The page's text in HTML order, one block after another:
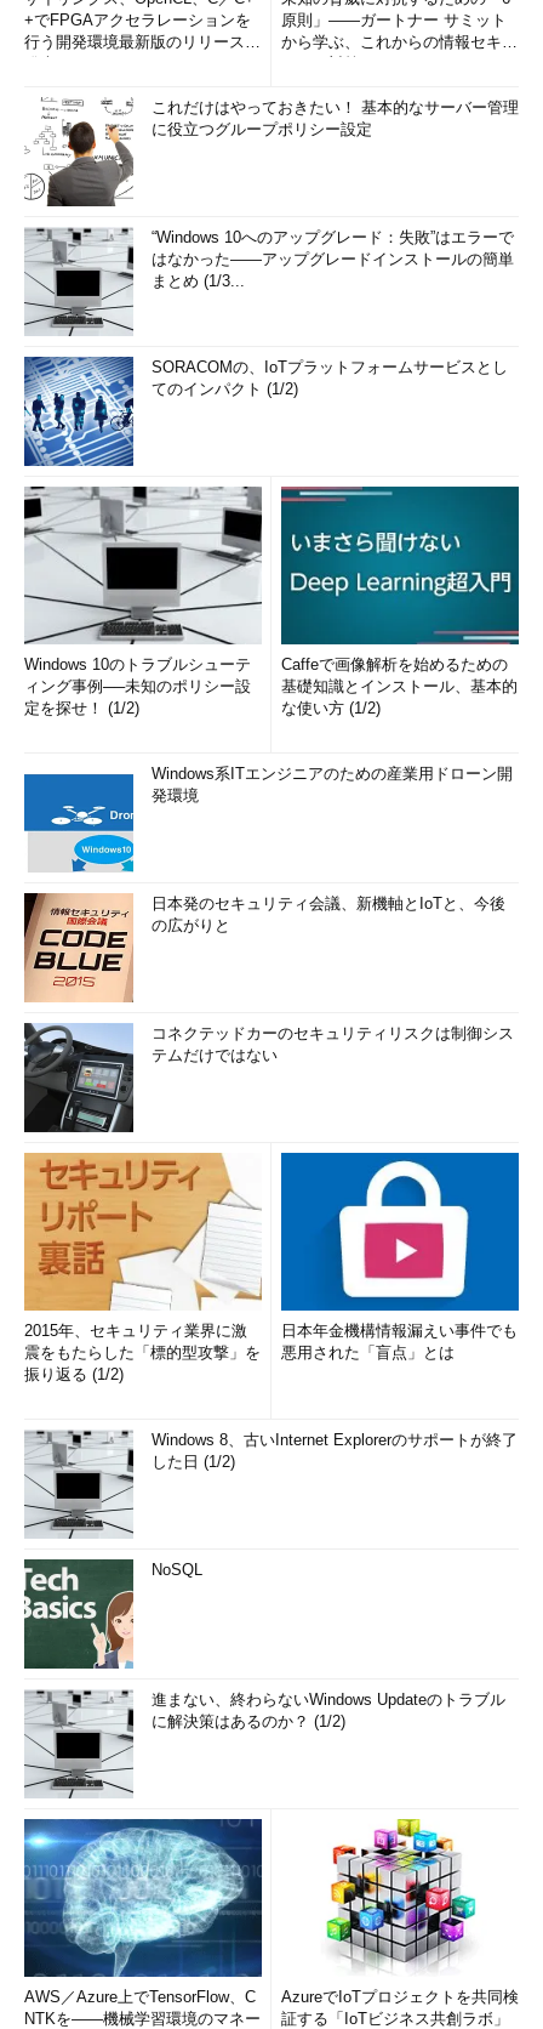
+でFPGAアクセラレーションを
行う開発環境最新版のリリースを
原則」――ガートナー サミット
から学ぶ、これからの情報セキュ
これだけはやっておきたい！ 基本的なサーバー管理
に役立つグループポリシー設定
“Windows 10へのアップグレード：失敗”はエラーで
はなかった――アップグレードインストールの簡単
まとめ (1/3...
SORACOMの、IoTプラットフォームサービスとし
てのインパクト (1/2)
Windows 10のトラブルシューテ
ィング事例──未知のポリシー設
定を探せ！ (1/2)
Caffeで画像解析を始めるための
基礎知識とインストール、基本的
な使い方 (1/2)
Windows系ITエンジニアのための産業用ドローン開
発環境
日本発のセキュリティ会議、新機軸とIoTと、今後
の広がりと
コネクテッドカーのセキュリティリスクは制御シス
テムだけではない
2015年、セキュリティ業界に激
震をもたらした「標的型攻撃」を
振り返る (1/2)
日本年金機構情報漏えい事件でも
悪用された「盲点」とは
Windows 8、古いInternet Explorerのサポートが終了
した日 (1/2)
NoSQL
進まない、終わらないWindows Updateのトラブル
に解決策はあるのか？ (1/2)
AWS／Azure上でTensorFlow、C
NTKを――機械学習環境のマネー
AzureでIoTプロジェクトを共同検
証する「IoTビジネス共創ラボ」